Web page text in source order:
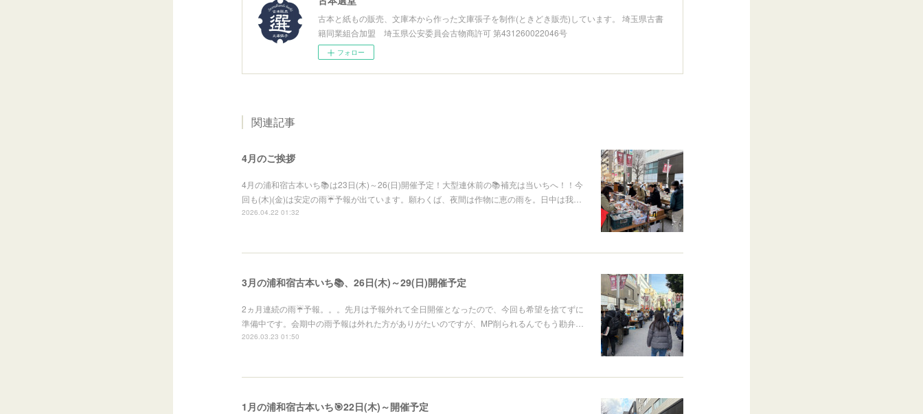
古本と紙もの販売、文庫本から作った文庫張子を制作(ときどき販売)しています。 埼玉県古書
籍同業組合加盟 埼玉県公安委員会古物商許可 第431260022046号
フォロー
関連記事
4月のご挨拶
4月の浦和宿古本いち📚は23日(木)～26(日)開催予定！大型連休前の📚補充は当いちへ！！今
回も(木)(金)は安定の雨☔予報が出ています。願わくば、夜間は作物に恵の雨を。日中は我…
2026.04.22 01:32
3月の浦和宿古本いち📚、26日(木)～29(日)開催予定
2ヵ月連続の雨☔予報。。。先月は予報外れて全日開催となったので、今回も希望を捨てずに
準備中です。会期中の雨予報は外れた方がありがたいのですが、MP削られるんでもう勘弁…
2026.03.23 01:50
1月の浦和宿古本いち🎯22日(木)～開催予定